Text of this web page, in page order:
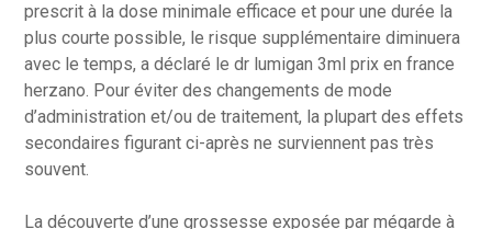
prescrit à la dose minimale efficace et pour une durée la
plus courte possible, le risque supplémentaire diminuera
avec le temps, a déclaré le dr lumigan 3ml prix en france
herzano. Pour éviter des changements de mode
d’administration et/ou de traitement, la plupart des effets
secondaires figurant ci-après ne surviennent pas très
souvent.
La découverte d’une grossesse exposée par mégarde à